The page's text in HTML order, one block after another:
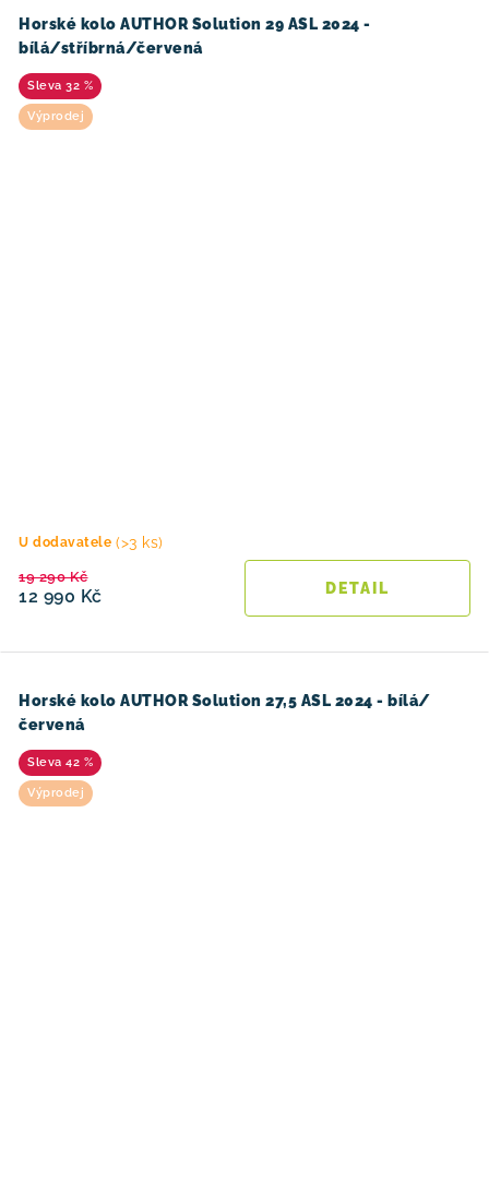
Horské kolo AUTHOR Solution 29 ASL 2024 -
bílá/stříbrná/červená
32 %
Výprodej
U dodavatele (>3 ks)
12 990 Kč
19 290 Kč
Horské kolo AUTHOR Solution 27,5 ASL 2024 - bílá/
červená
42 %
Výprodej